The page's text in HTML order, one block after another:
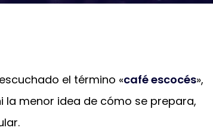
el término «café escocés»,
la menor idea de cómo se prepara,